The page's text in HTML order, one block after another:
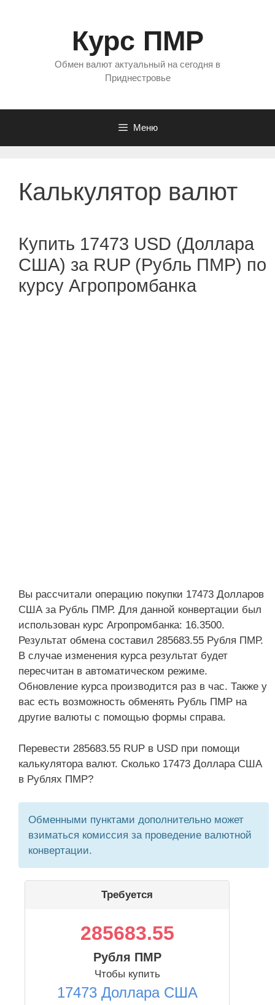
Курс ПМР
Обмен валют актуальный на сегодня в
Приднестровье
Меню
Калькулятор валют
Купить 17473 USD (Доллара
США) за RUP (Рубль ПМР) по
курсу Агропромбанка
Вы рассчитали операцию покупки 17473 Долларов
США за Рубль ПМР. Для данной конвертации был
использован курс Агропромбанка: 16.3500.
Результат обмена составил 285683.55 Рубля ПМР.
В случае изменения курса результат будет
пересчитан в автоматическом режиме.
Обновление курса производится раз в час. Также у
вас есть возможность обменять Рубль ПМР на
другие валюты с помощью формы справа.
Перевести 285683.55 RUP в USD при помощи
калькулятора валют. Сколько 17473 Доллара США
в Рублях ПМР?
Обменными пунктами дополнительно может
взиматься комиссия за проведение валютной
конвертации.
Требуется
285683.55
Рубля ПМР
Чтобы купить
17473 Доллара США